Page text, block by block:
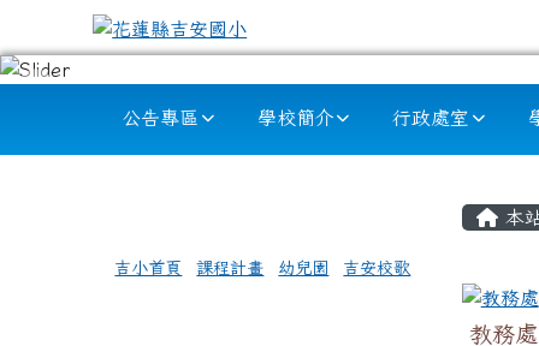
跳至主內容區
花蓮縣吉安國小
公告專區 學校簡介 行政處室
吉小首頁 課程計畫 幼兒園 吉安校歌
主本
教務處